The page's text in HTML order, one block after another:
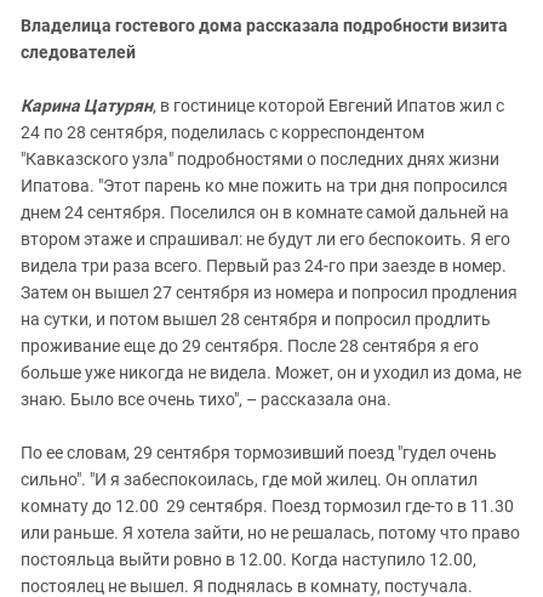
Владелица гостевого дома рассказала подробности визита
следователей
Карина Цатурян, в гостинице которой Евгений Ипатов жил с
24 по 28 сентября, поделилась с корреспондентом
"Кавказского узла" подробностями о последних днях жизни
Ипатова. "Этот парень ко мне пожить на три дня попросился
днем 24 сентября. Поселился он в комнате самой дальней на
втором этаже и спрашивал: не будут ли его беспокоить. Я его
видела три раза всего. Первый раз 24-го при заезде в номер.
Затем он вышел 27 сентября из номера и попросил продления
на сутки, и потом вышел 28 сентября и попросил продлить
проживание еще до 29 сентября. После 28 сентября я его
больше уже никогда не видела. Может, он и уходил из дома, не
знаю. Было все очень тихо", – рассказала она.
По ее словам, 29 сентября тормозивший поезд "гудел очень
сильно". "И я забеспокоилась, где мой жилец. Он оплатил
комнату до 12.00 29 сентября. Поезд тормозил где-то в 11.30
или раньше. Я хотела зайти, но не решалась, потому что право
постояльца выйти ровно в 12.00. Когда наступило 12.00,
постоялец не вышел. Я поднялась в комнату, постучала.